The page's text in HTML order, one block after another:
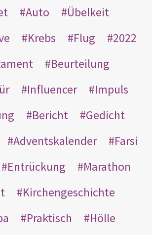
Auto
Übelkeit
Krebs Flug
2022
Beurteilung
Influencer
Impuls
Bericht
Gedicht
Adventskalender
Farsi
Entrückung
Marathon
Kirchengeschichte
Praktisch
Hölle